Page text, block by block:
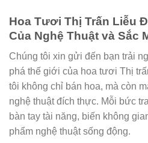
Hoa Tươi Thị Trấn Liễu
Của Nghệ Thuật và Sắc
Chúng tôi xin gửi đến bạn trải
phá thế giới của hoa tươi Thị
tôi không chỉ bán hoa, mà còn
nghệ thuật đích thực. Mỗi bức
bàn tay tài năng, biến không
phẩm nghệ thuật sống động.